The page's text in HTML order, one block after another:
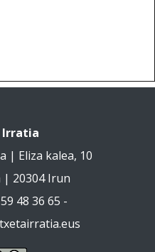
| Eliza kalea, 10
| 20304 Irun
48 36 65 -